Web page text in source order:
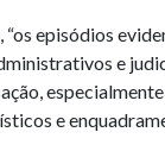
“os episódios
e
e